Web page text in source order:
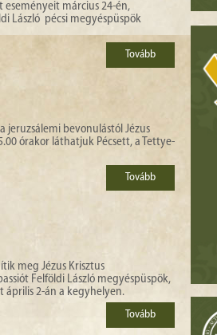
eseményeit március 24-én,
László pécsi megyéspüspök
Tovább
jeruzsálemi bevonulástól Jézus
órakor láthatjuk Pécsett, a Tettye-
Tovább
meg Jézus Krisztus
Felföldi László megyéspüspök,
április 2-án a kegyhelyen.
Tovább